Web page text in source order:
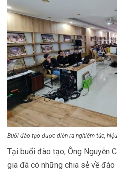
Buổi đào tạo được diễn ra nghiêm túc,
Tại buổi đào tạo, Ông Nguyễn
gia đã có những chia sẻ về